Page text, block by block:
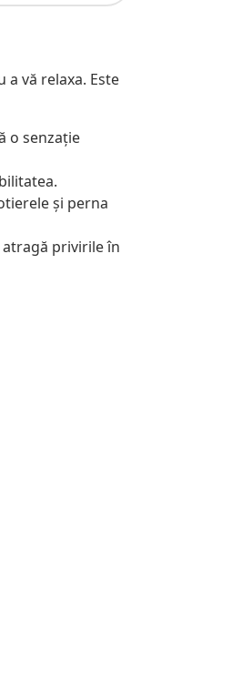
vă relaxa. Este
o senzație
și perna
privirile în